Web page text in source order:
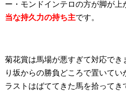
ー・モンドインテロの方が脚が上
当な持久力の持ち主です。
菊花賞は馬場が悪すぎて対応でき
り坂からの勝負どころで置いてい
ラストはばててきた馬を拾ってき